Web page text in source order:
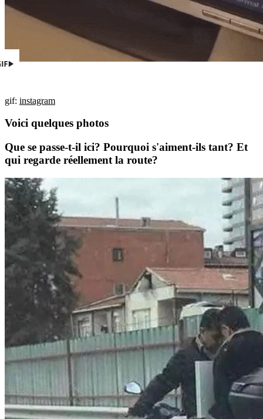
gif: instagram
Voici quelques photos
Que se passe-t-il ici? Pourquoi s'aiment-ils tant? Et
qui regarde réellement la route?